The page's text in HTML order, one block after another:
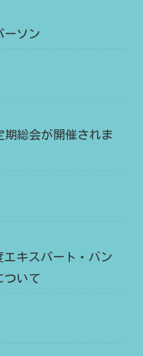
ーソン
総会が開催されま
キスパート・バン
ついて